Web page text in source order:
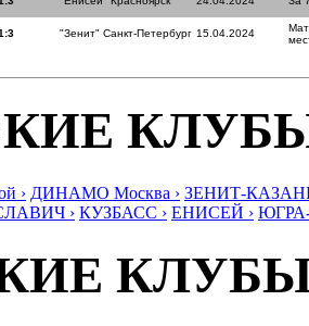
"Зенит" Санкт-Петербург 15.04.2024
› ДИНАМО Москва › ЗЕНИТ-
› КУЗБАСС › ЕНИСЕЙ ›